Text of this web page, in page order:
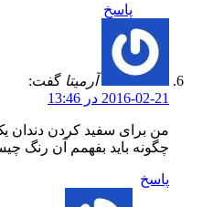
پاسخ
آرمیتا گفت:
2016-02-21 در 13:46
من برای سفید کردن
چگونه باید بفهمم آن رنگ
پاسخ